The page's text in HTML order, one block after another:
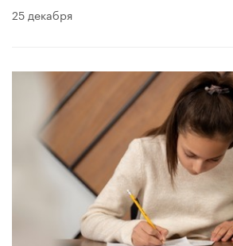
25 декабря